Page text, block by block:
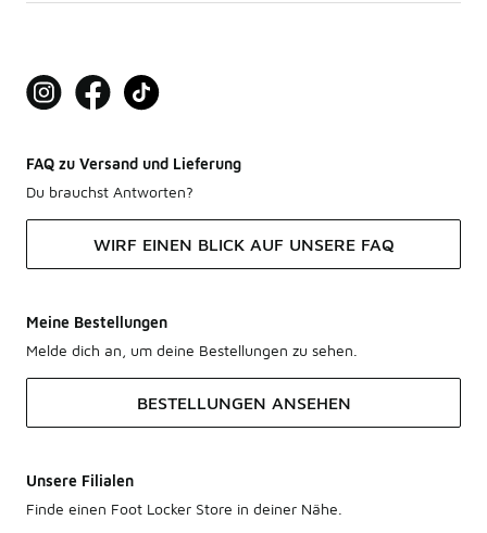
FAQ zu Versand und Lieferung
Du brauchst Antworten?
WIRF EINEN BLICK AUF UNSERE FAQ
Meine Bestellungen
Melde dich an, um deine Bestellungen zu sehen.
BESTELLUNGEN ANSEHEN
Unsere Filialen
Finde einen Foot Locker Store in deiner Nähe.